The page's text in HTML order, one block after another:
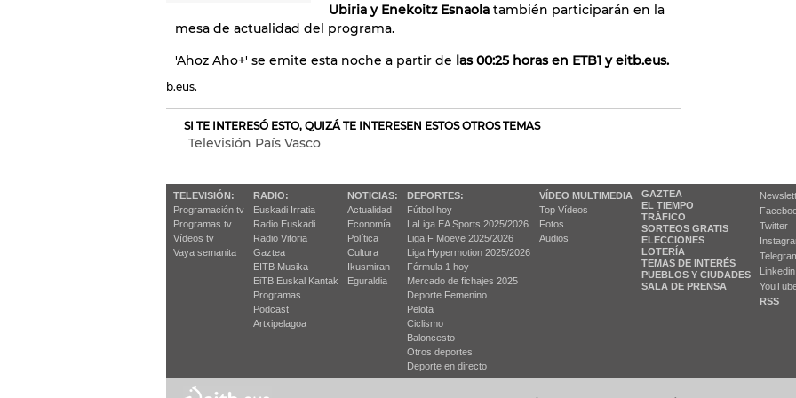
Ubiria y Enekoitz Esnaola también participarán en la
mesa de actualidad del programa.
'Ahoz Aho+' se emite esta noche a partir de las 00:25 horas en ETB1 y eitb.eus.
b.eus.
SI TE INTERESÓ ESTO, QUIZÁ TE INTERESEN ESTOS OTROS TEMAS
Televisión País Vasco
TELEVISIÓN:
Programación tv
Programas tv
Vídeos tv
Vaya semanita
RADIO:
Euskadi Irratia
Radio Euskadi
Radio Vitoria
Gaztea
EITB Musika
EiTB Euskal Kantak
Programas
Podcast
Artxipelagoa
NOTICIAS:
Actualidad
Economía
Política
Cultura
Ikusmiran
Eguraldia
DEPORTES:
Fútbol hoy
LaLiga EA Sports 2025/2026
Liga F Moeve 2025/2026
Liga Hypermotion 2025/2026
Fórmula 1 hoy
Mercado de fichajes 2025
Deporte Femenino
Pelota
Ciclismo
Baloncesto
Otros deportes
Deporte en directo
VÍDEO MULTIMEDIA
Top Vídeos
Fotos
Audios
GAZTEA
EL TIEMPO
TRÁFICO
SORTEOS GRATIS
ELECCIONES
LOTERÍA
TEMAS DE INTERÉS
PUEBLOS Y CIUDADES
SALA DE PRENSA
Twitter
Linkedin
RSS